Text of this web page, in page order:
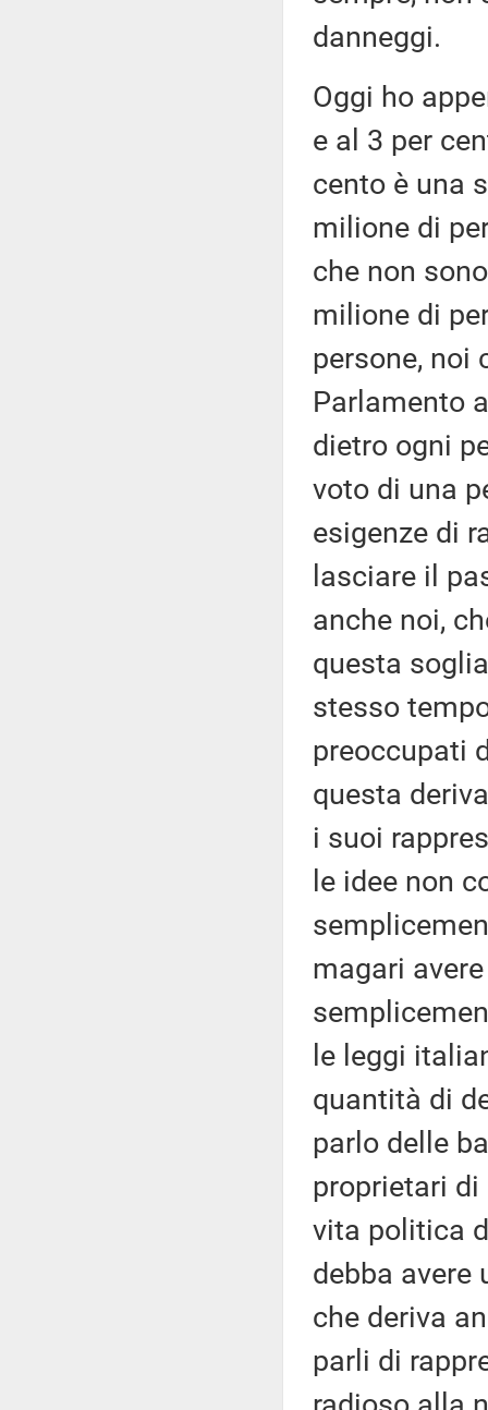
danneggi.
Oggi ho
e al 3 per
cento è una
milione di
che non
milione di
persone, noi
Parlamento
dietro ogni
voto di una
esigenze di
lasciare il
anche noi,
questa
stesso
preoccupati
questa
i suoi
le idee non
magari
le leggi
quantità di
parlo delle
proprietari
vita politica
debba avere
che deriva
parli di